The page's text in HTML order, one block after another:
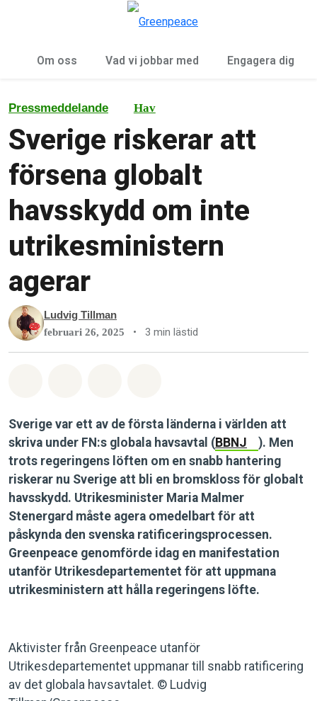
Om oss Vad vi jobbar med Engagera dig
Pressmeddelande Hav
Sverige riskerar att
försena globalt
havsskydd om inte
utrikesministern
agerar
Ludvig Tillman
februari 26, 2025 • 3 min lästid
Sverige var ett av de första länderna i världen att
skriva under FN:s globala havsavtal (BBNJ
). Men
trots regeringens löften om en snabb hantering
riskerar nu Sverige att bli en bromskloss för globalt
havsskydd. Utrikesminister Maria Malmer
Stenergard måste agera omedelbart för att
påskynda den svenska ratificeringsprocessen.
Greenpeace genomförde idag en manifestation
utanför Utrikesdepartementet för att uppmana
utrikesministern att hålla regeringens löfte.
Aktivister från Greenpeace utanför
Utrikesdepartementet uppmanar till snabb ratificering
av det globala havsavtalet. © Ludvig